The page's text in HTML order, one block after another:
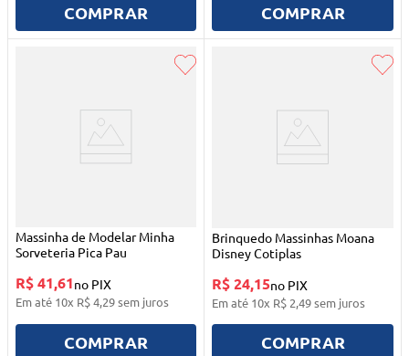
COMPRAR COMPRAR
Massinha de Modelar Minha
Sorveteria Pica Pau
R$ 41,61no PIX
Em até 10x R$4,29sem juros
COMPRAR
Brinquedo Massinhas Moana
Disney Cotiplas
R$ 24,15no PIX
Em até 10x R$ 2,49sem juros
COMPRAR